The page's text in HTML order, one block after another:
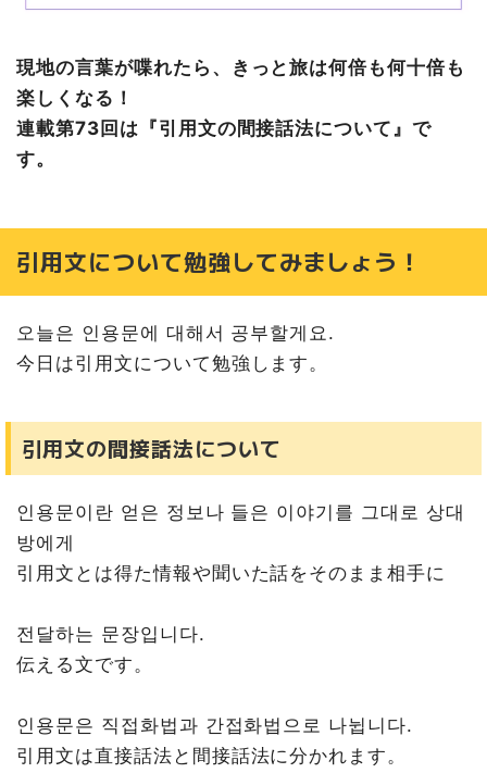
現地の言葉が喋れたら、きっと旅は何倍も何十倍も
楽しくなる！
連載第73回は『引用文の間接話法について』で
す。
引用文について勉強してみましょう！
오늘은 인용문에 대해서 공부할게요.
今日は引用文について勉強します。
引用文の間接話法について
인용문이란 얻은 정보나 들은 이야기를 그대로 상대
방에게
引用文とは得た情報や聞いた話をそのまま相手に
전달하는 문장입니다.
伝える文です。
인용문은 직접화법과 간접화법으로 나뉩니다.
引用文は直接話法と間接話法に分かれます。